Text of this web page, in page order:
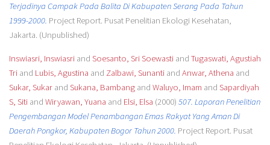
Terjadinya Campak Pada Balita Di Kabupaten Serang Pada Tahun
1999-2000. Project Report. Pusat Penelitian Ekologi Kesehatan,
Jakarta. (Unpublished)
Inswiasri, Inswiasriand Soesanto, Sri Soewastiand Tugaswati, Agustiah
Triand Lubis, Agustina and Zalbawi, Sunantiand Anwar, Athena and
Sukar, Sukarand Sukana, Bambangand Waluyo, Imam and Sapardiyah
S, Sitiand Wiryawan, Yuana and Elsi, Elsa (2000) 507. Laporan Penelitian
Pengembangan Model Penambangan Emas Rakyat Yang Aman Di
Daerah Pongkor, Kabupaten Bogor Tahun 2000. Project Report. Pusat